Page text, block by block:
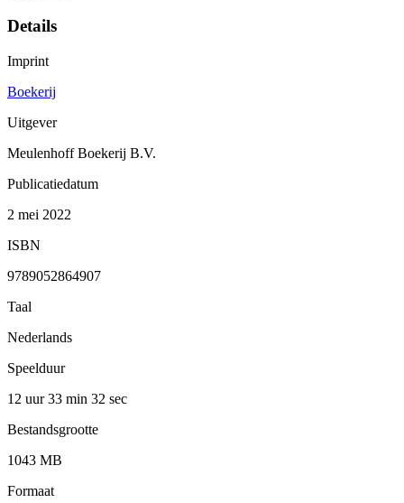
Details
Imprint
Boekerij
Uitgever
Meulenhoff Boekerij B.V.
Publicatiedatum
2 mei 2022
ISBN
9789052864907
Taal
Nederlands
Speelduur
12 uur 33 min 32 sec
Bestandsgrootte
1043 MB
Formaat